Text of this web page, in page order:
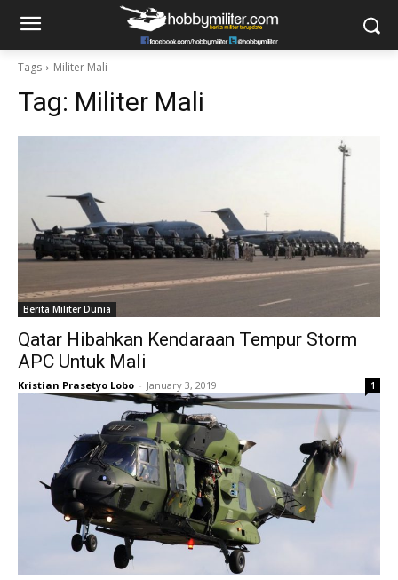
Tags Militer Mali
Tag: Militer Mali
Berita Militer Dunia
Qatar Hibahkan Kendaraan Tempur Storm
APC Untuk Mali
Kristian Prasetyo Lobo - January 3, 2019 1